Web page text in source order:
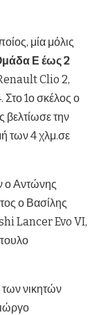
μία μόλις
Ε έως 2
Clio 2,
Στο 1ο σκέλος ο
βελτίωσε την
των 4 χλμ.σε
ο Αντώνης
ο Βασίλης
Lancer Evo VI,
νικητών